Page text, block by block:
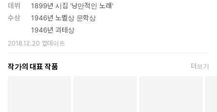
데뷔
1899년 시집 '낭만적인 노래'
수상
1946년 노벨상 문학상
1946년 괴테상
2018.12.20업데이트
작가의 대표 작품 더보기